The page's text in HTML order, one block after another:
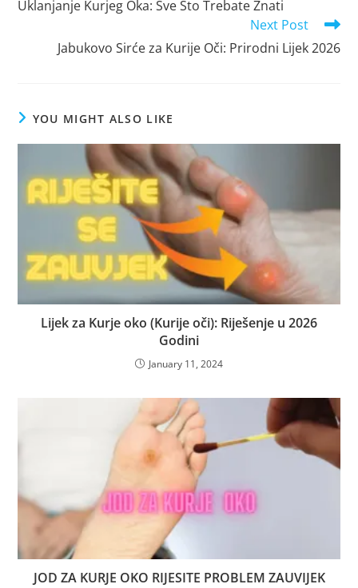
articles
Uklanjanje Kurjeg Oka: Sve Što Trebate Znati
Next Post
Jabukovo Sirće za Kurije Oči: Prirodni Lijek 2026
YOU MIGHT ALSO LIKE
Lijek za Kurje oko (Kurije oči): Riješenje u 2026
Godini
January 11, 2024
JOD ZA KURJE OKO RIJESITE PROBLEM ZAUVIJEK